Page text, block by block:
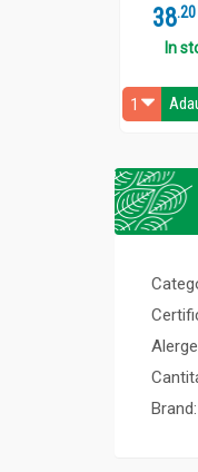
38.2
In
Brand: